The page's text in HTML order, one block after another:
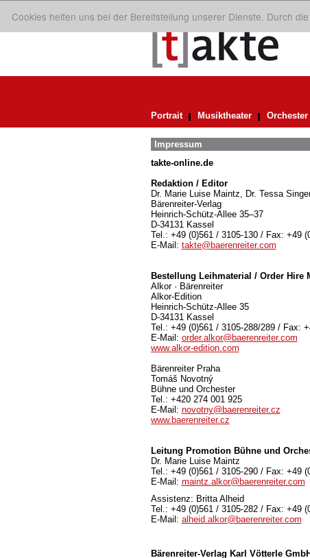
Cookies helfen uns bei der Bereitstellung unserer Dienste. Durch
Portrait Musiktheater Orchester
Impressum
takte-online.de
Redaktion / Editor
Dr. Marie Luise Maintz, Dr. Tessa
Bärenreiter-Verlag
Heinrich-Schütz-Allee 35–37
D-34131 Kassel
Tel.: +49 (0)561 / 3105-130 / Fax: +49
E-Mail: takte@baerenreiter.com
Bestellung Leihmaterial / Order Hire
Alkor · Bärenreiter
Alkor-Edition
Heinrich-Schütz-Allee 35
D-34131 Kassel
Tel.: +49 (0)561 / 3105-288/289 / Fax:
E-Mail: order.alkor@baerenreiter.com
www.alkor-edition.com
Bärenreiter Praha
Tomáš Novotný
Bühne und Orchester
Tel.: +420 274 001 925
E-Mail: novotny@baerenreiter.cz
www.baerenreiter.cz
Leitung Promotion Bühne und
Dr. Marie Luise Maintz
Tel.: +49 (0)561 / 3105-290 / Fax: +49
E-Mail: maintz.alkor@baerenreiter.com
Assistenz: Britta Alheid
Tel.: +49 (0)561 / 3105-282 / Fax: +49
E-Mail: alheid.alkor@baerenreiter.com
Bärenreiter-Verlag Karl Vötterle